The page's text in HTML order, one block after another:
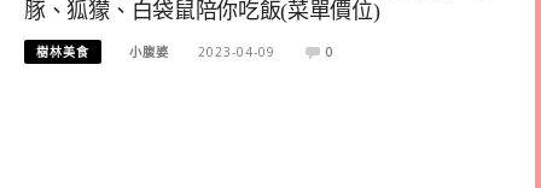
豚、狐獴、白袋鼠陪你吃飯(菜單價位)
樹林美食 小腹婆 2023-04-09 0